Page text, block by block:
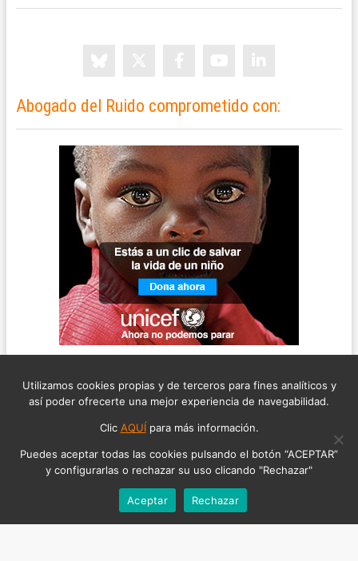
Abogado del Ruido comprometido con:
Utilizamos cookies propias y de terceros para fines analíticos y
así poder ofrecerte una mejor experiencia de navegabilidad.
Clic AQUÍpara más información.
Puedes aceptar todas las cookies pulsando el botón “ACEPTAR”
y configurarlas o rechazar su uso clicando "Rechazar"
Aceptar Rechazar